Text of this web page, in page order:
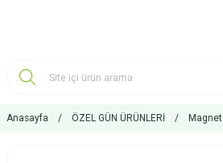
Anasayfa ÖZEL GÜN ÜRÜNLERİ Magnet